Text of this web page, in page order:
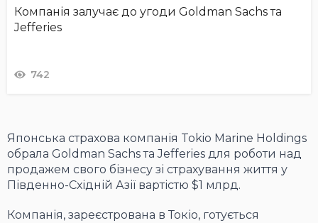
Компанія залучає до угоди Goldman Sachs та
Jefferies
742
Японська страхова компанія Tokio Marine Holdings
обрала Goldman Sachs та Jefferies для роботи над
продажем свого бізнесу зі страхування життя у
Південно-Східній Азії вартістю $1 млрд.
Компанія, зареєстрована в Токіо, готується